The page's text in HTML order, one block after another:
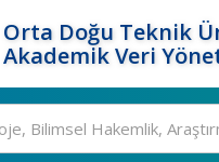
Orta Doğu Teknik
Akademik Veri